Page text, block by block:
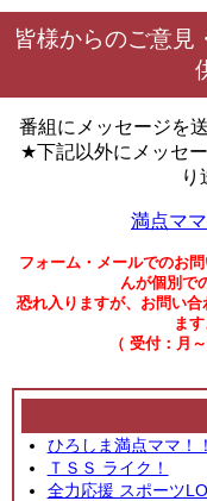
皆様からのご意見
番組にメッセージを
★下記以外にメッセー
り
満点マ
フォーム・メールでのお
んが個別で
恐れ入りますが、お問い
ま
（ 受付：月
ひろしま満点ママ！
ＴＳＳ ライク！
全力応援 スポーツ